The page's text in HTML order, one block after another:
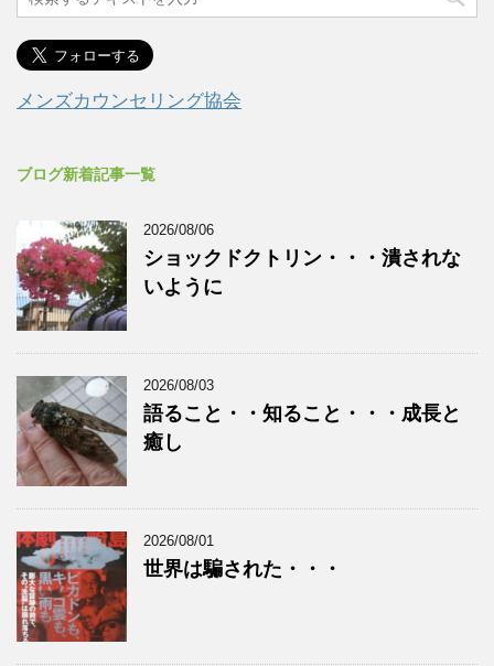
メンズカウンセリング協会
ブログ新着記事一覧
2026/08/06
ショックドクトリン・・・潰されな
いように
2026/08/03
語ること・・知ること・・・成長と
癒し
2026/08/01
世界は騙された・・・